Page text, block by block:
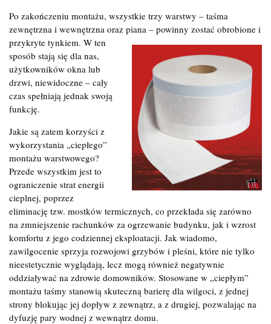
Po zakończeniu montażu, wszystkie trzy warstwy – taśma
zewnętrzna i wewnętrzna oraz piana – powinny zostać obrobione i
przykryte tynkiem. W ten
sposób stają się dla nas,
użytkowników okna lub
drzwi, niewidoczne – cały
czas spełniają jednak swoją
funkcję.
Jakie są zatem korzyści z
wykorzystania „ciepłego”
montażu warstwowego?
Przede wszystkim jest to
ograniczenie strat energii
cieplnej, poprzez
eliminację tzw. mostków termicznych, co przekłada się zarówno
na zmniejszenie rachunków za ogrzewanie budynku, jak i wzrost
komfortu z jego codziennej eksploatacji. Jak wiadomo,
zawilgocenie sprzyja rozwojowi grzybów i pleśni, które nie tylko
nieestetycznie wyglądają, lecz mogą również negatywnie
oddziaływać na zdrowie domowników. Stosowane w „ciepłym”
montażu taśmy stanowią skuteczną barierę dla wilgoci, z jednej
strony blokując jej dopływ z zewnątrz, a z drugiej, pozwalając na
dyfuzję pary wodnej z wewnątrz domu.